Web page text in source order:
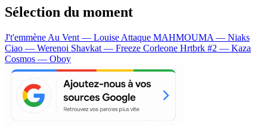
Sélection du moment
J't'emmène Au Vent — Louise Attaque MAHMOUMA — Niaks
Ciao — Werenoi Shavkat — Freeze Corleone Hrtbrk #2 — Kaza
Cosmos — Oboy